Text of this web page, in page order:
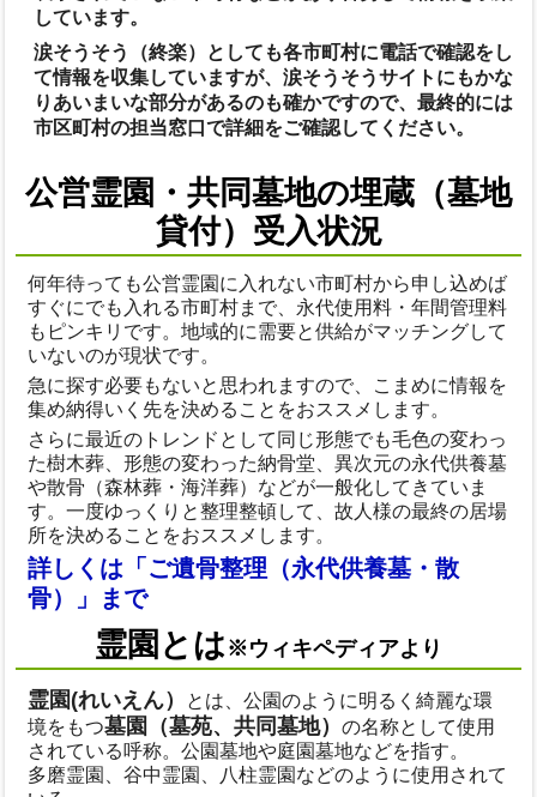
しています。
涙そうそう（終楽）としても各市町村に電話で確認をし
て情報を収集していますが、涙そうそうサイトにもかな
りあいまいな部分があるのも確かですので、最終的には
市区町村の担当窓口で詳細をご確認してください。
公営霊園・共同墓地の埋蔵（墓地
貸付）受入状況
何年待っても公営霊園に入れない市町村から申し込めば
すぐにでも入れる市町村まで、永代使用料・年間管理料
もピンキリです。地域的に需要と供給がマッチングして
いないのが現状です。
急に探す必要もないと思われますので、こまめに情報を
集め納得いく先を決めることをおススメします。
さらに最近のトレンドとして同じ形態でも毛色の変わっ
た樹木葬、形態の変わった納骨堂、異次元の永代供養墓
や散骨（森林葬・海洋葬）などが一般化してきていま
す。一度ゆっくりと整理整頓して、故人様の最終の居場
所を決めることをおススメします。
詳しくは「ご遺骨整理（永代供養墓・散
骨）」まで
霊園とは※ウィキペディアより
霊園(れいえん）
とは、公園のように明るく綺麗な環
境をもつ墓園（墓苑、共同墓地）の名称として使用
されている呼称。公園墓地や庭園墓地などを指す。
多磨霊園、谷中霊園、八柱霊園などのように使用されて